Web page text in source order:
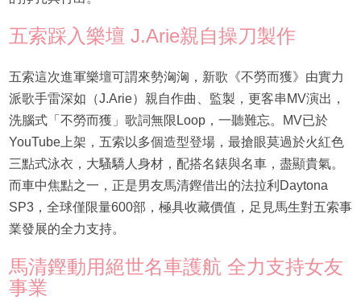
五索踩入樂壇 J.Arie親自操刀製作
五索這次進軍樂壇可謂來勢洶洶，新歌《不勞而獲》由實力
派歌手雷深如（J.Arie）親自作曲、監製，更客串MV演出，
洗腦式「不勞而獲」歌詞無限Loop，一聽難忘。MV已於
YouTube上架，五索以多個造型登場，最搶眼莫過於火紅色
三點式泳衣，大騷驕人身材，配搭名錶與名車，盡顯貴氣。
而車中焦點之一，正是男友馬清鏗借出的法拉利Daytona
SP3，全球僅限量600部，極具收藏價值，足見馬生對五索事
業發展的全力支持。
馬清鏗動用絕世名車護航 全力支持女友
事業